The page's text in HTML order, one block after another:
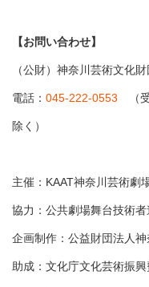
【お問い合わせ】
（公財）神奈川芸術文化
電話： 045-222-0553 （
除く）
主催：KAAT神奈川芸術劇
協力：公共劇場舞台技術者
企画制作：公益財団法人
助成：文化庁文化芸術振